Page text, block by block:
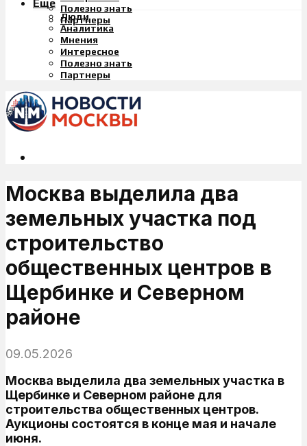
Полезно знать
Партнеры
Еще
Люди
Аналитика
Мнения
Интересное
Полезно знать
Партнеры
Москва выделила два
земельных участка под
строительство
общественных центров в
Щербинке и Северном
районе
09.05.2026
Москва выделила два земельных участка в
Щербинке и Северном районе для
строительства общественных центров.
Аукционы состоятся в конце мая и начале
июня.